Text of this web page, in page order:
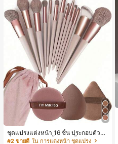
ชุดแปรงแต่งหน้า 16 ชิ้น ประกอบด้วยแ
ปรงแต่งหน้า 13 ชิ้น, ฟองน้ำแต่งหน้ารู
#2 ขายดี ใน การแต่งหน้า ชุดแปรง